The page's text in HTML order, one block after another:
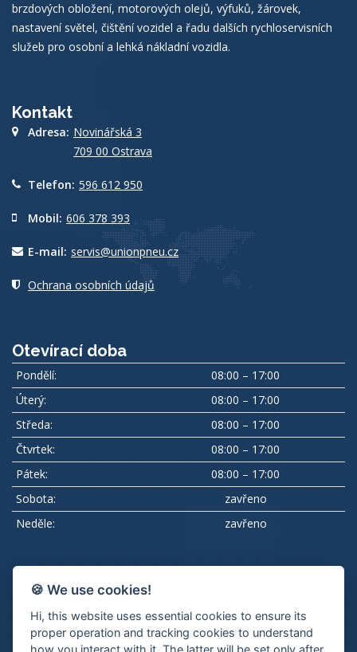
brzdových obložení, motorových olejů, výfuků, žárovek,
nastavení světel, čištění vozidel a řadu dalších rychloservisních
služeb pro osobní a lehká nákladní vozidla.
Kontakt
Adresa: Novinářská 3
709 00 Ostrava
Telefon: 596 612 950
Mobil: 606 378 393
E-mail: servis@unionpneu.cz
Ochrana osobních údajů
Otevírací doba
Pondělí:
08:00 – 17:00
Úterý:
08:00 – 17:00
Středa:
08:00 – 17:00
Čtvrtek:
08:00 – 17:00
Pátek:
08:00 – 17:00
Sobota:
zavřeno
Neděle:
zavřeno
Podle zákona o evidenci tržeb je prodávající povinen vystavit
kupujícímu účtenku. Zároveň je povinen zaevidovat přijatou
tržbu u správce daně online; v případě technického výpadku pak
nejpozději do 48 hodin.
🍪 We use cookies!
Hi, this website uses essential cookies to ensure its
proper operation and tracking cookies to understand
how you interact with it. The latter will be set only after